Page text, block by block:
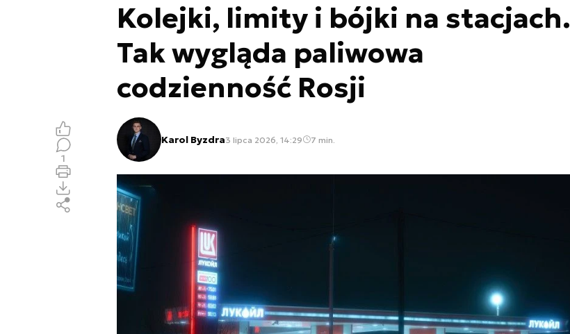
Kolejki, limity i bójki na stacjach.
Tak wygląda paliwowa
codzienność Rosji
Karol Byzdra3 lipca 2026, 14:29 7 min.
1